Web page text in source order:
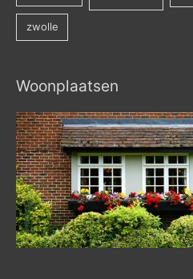
zwolle
Woonplaatsen